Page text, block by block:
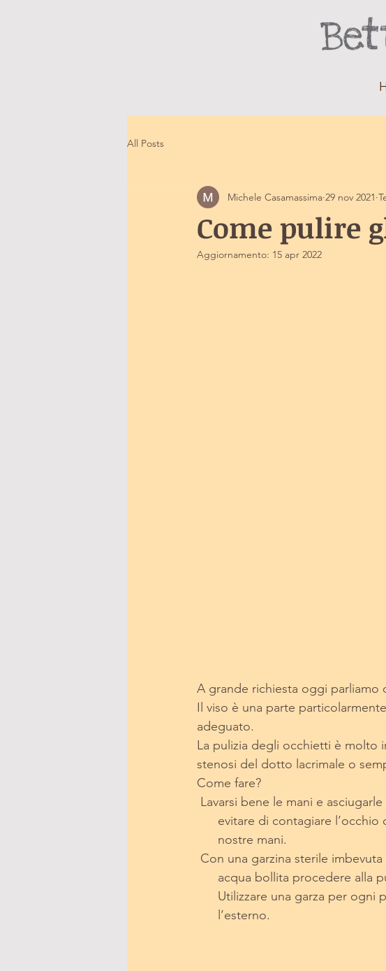
All Posts
Come pulire
Michele Casamassima 29 nov 2021
Aggiornamento: 15 apr 2022
A grande richiesta oggi parliamo
Il viso è una parte
adeguato.
La pulizia degli occhietti è molto
stenosi del dotto lacrimale o
Come fare?
Lavarsi bene le mani e
evitare di contagiare
      nostre mani.
Con una garzina sterile
acqua bollita procedere alla
Utilizzare una garza per
      l’esterno.